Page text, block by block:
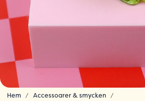
Hem
Accessoarer & smycken